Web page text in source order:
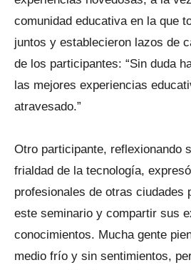
comunidad educativa en la que
juntos y establecieron lazos de
de los participantes: “Sin duda
las mejores experiencias
atravesado.”
Otro participante, reflexionando
frialdad de la tecnología,
profesionales de otras ciudades
este seminario y compartir sus
conocimientos. Mucha gente
medio frío y sin sentimientos,